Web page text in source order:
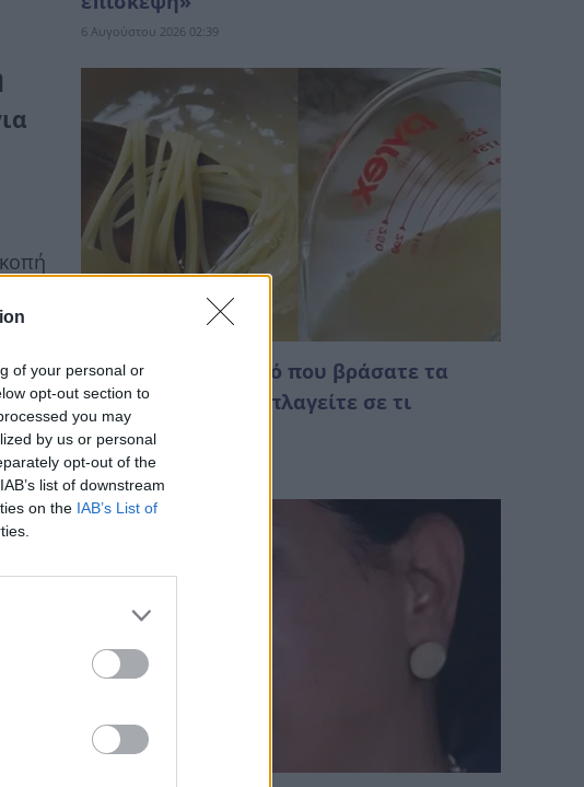
of your personal or
opt-out section to
you may
by us or personal
opt-out of the
list of downstream
on the IAB’s List of
6 Αυγούστου 2026 02:39
Μην πετάτε το νερό που βράσατε τα
μακαρόνια – Θα εκπλαγείτε σε τι
χρησιμεύει
6 Αυγούστου 2026 01:38